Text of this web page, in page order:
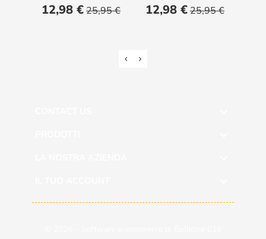
Prezzo
12,98 € Prezzo
base
25,95 € Prezzo
12,98 € Prezzo
base
25,95 €